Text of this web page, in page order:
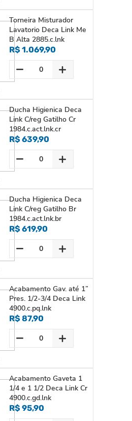
Torneira Misturador
Lavatorio Deca Link Me
B Alta 2885.c.lnk
R$ 1.069,90
Ducha Higienica Deca
Link C/reg Gatilho Cr
1984.c.act.lnk.cr
R$ 639,90
Ducha Higienica Deca
Link C/reg Gatilho Br
1984.c.act.lnk.br
R$ 619,90
Acabamento Gav. até 1”
Pres. 1/2-3/4 Deca Link
4900.c.pq.lnk
R$ 87,90
Acabamento Gaveta 1
1/4 e 1 1/2 Deca Link Cr
4900.c.gd.lnk
R$ 95,90